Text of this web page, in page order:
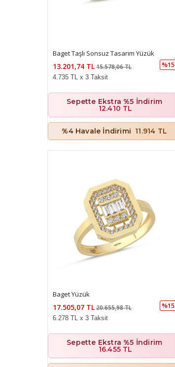
Baget Taşlı Sonsuz Tasarım Yüzük
13.201,74 TL15.578,06 TL %15
4.735 TL x 3 Taksit
Sepette Ekstra %5 İndirim
12.410 TL
%4 Havale İndirimi 11.914 TL
Baget Yüzük
17.505,07 TL20.655,98 TL %15
6.278 TL x 3 Taksit
Sepette Ekstra %5 İndirim
16.455 TL